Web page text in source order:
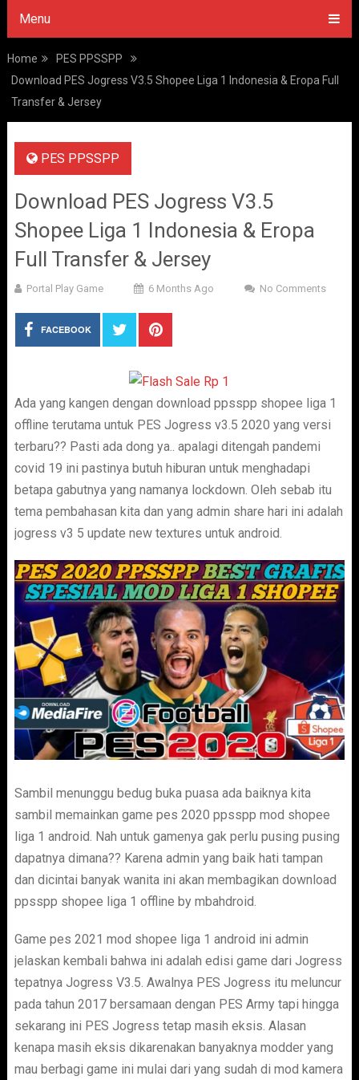
Menu
Home
PES PPSSPP
Download PES Jogress V3.5 Shopee Liga 1 Indonesia & Eropa Full
Transfer & Jersey
PES PPSSPP
Download PES Jogress V3.5
Shopee Liga 1 Indonesia & Eropa
Full Transfer & Jersey
Portal Play Game 6 Months Ago No Comments
FACEBOOK
Ada yang kangen dengan download ppsspp shopee liga 1
offline terutama untuk PES Jogress v3.5 2020 yang versi
terbaru?? Pasti ada dong ya.. apalagi ditengah pandemi
covid 19 ini pastinya butuh hiburan untuk menghadapi
betapa gabutnya yang namanya lockdown. Oleh sebab itu
tema pembahasan kita dan yang admin share hari ini adalah
jogress v3 5 update new textures untuk android.
Sambil menunggu bedug buka puasa ada baiknya kita
sambil memainkan game pes 2020 ppsspp mod shopee
liga 1 android. Nah untuk gamenya gak perlu pusing pusing
dapatnya dimana?? Karena admin yang baik hati tampan
dan dicintai banyak wanita ini akan membagikan download
ppsspp shopee liga 1 offline by mbahdroid.
Game pes 2021 mod shopee liga 1 android ini admin
jelaskan kembali bahwa ini adalah edisi game dari Jogress
tepatnya Jogress V3.5. Awalnya PES Jogress itu meluncur
pada tahun 2017 bersamaan dengan PES Army tapi hingga
sekarang ini PES Jogress tetap masih eksis. Alasan
kenapa masih eksis dikarenakan banyaknya modder yang
mau berbagi game ini mulai dari yang sudah di mod kamera